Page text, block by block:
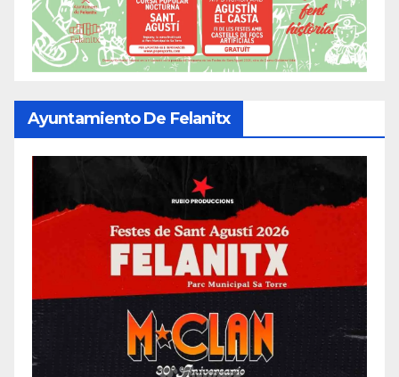
Ayuntamiento De Felanitx